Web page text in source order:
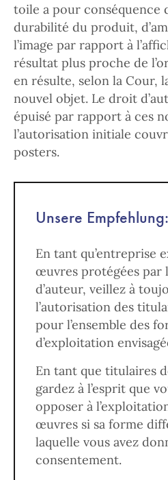
toile a pour conséquence
durabilité du produit,
l’image par rapport à
résultat plus proche de
en résulte, selon la Cour,
nouvel objet. Le droit
épuisé par rapport à ces
l’autorisation initiale
posters.
Unsere Empfehlung:
En tant qu’entreprise
œuvres protégées par
d’auteur, veillez à
l’autorisation des
pour l’ensemble des
d’exploitation
En tant que titulaires
gardez à l’esprit que
opposer à
œuvres si sa forme
laquelle vous avez
consentement.